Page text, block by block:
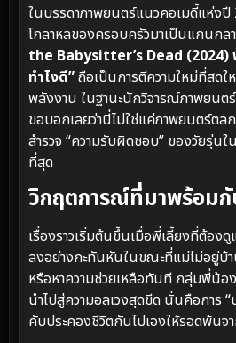
ในบรรดาภาพยนตร์แนวคอเมดี้แห่งปี
โกลาหลของครอบครัวมาเป็นแกนกล
the Babysitter’s Dead (2024)
ทำไงดี”ถือเป็นการตีความใหม่ที่สดใ
พลังงาน ในฐานะนักวิจารณ์ภาพยน
ขอบอกเลยว่านี่ไม่ใช่แค่ภาพยนตร์ตล
สำรวจ “ความรับผิดชอบ” ของวัยรุ่
ที่สุด
วิกฤตการณ์ที่มาพร้อม
เรื่องราวเริ่มต้นขึ้นเมื่อพี่เลี้ยงที่ต้อง
ลงอย่างกะทันหันในขณะที่แม่ไม่อยู่บ้า
หรือหาความช่วยเหลือทันที กลุ่มพี่น้อ
นำไปสู่ความอลเวงสุดขีด นั่นคือการ
คับประคองชีวิตกันไปเองให้รอดพ้นจ